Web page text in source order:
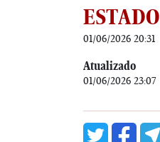
ESTADO
01/06/2026 20:31
Atualizado
01/06/2026 23:07